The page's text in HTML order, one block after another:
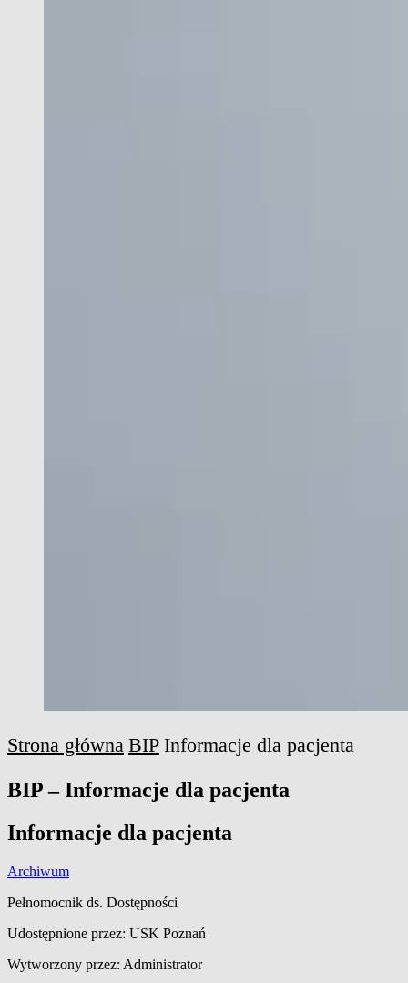
Strona główna BIP Informacje dla pacjenta
BIP – Informacje dla pacjenta
Informacje dla pacjenta
Archiwum
Pełnomocnik ds. Dostępności
Udostępnione przez: USK Poznań
Wytworzony przez: Administrator